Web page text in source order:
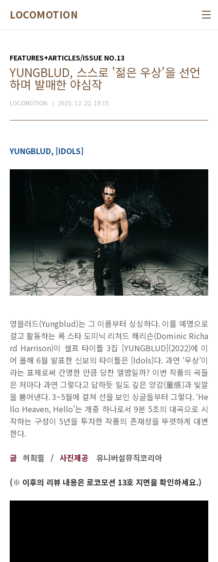
LOCOMOTION
FEATURES+ARTICLES/ISSUE NO.13
YUNGBLUD, 스스로 '젊은 우상'을 선언
하며 발매한 야심작
LOCOMOTION 2025. 12. 22. 19:15
YUNGBLUD, [IDOLS]
영블러드(Yungblud)는 그 이름부터 싱싱하다. 이를 예명으로
걸고 활동하는 록 스타 도미닉 리처드 해리슨(Dominic Richa
rd Harrison)이 셀프 타이틀 3집 [YUNGBLUD](2022)에 이
어 올해 6월 발표한 신보의 타이틀은 [Idols]다. 과연 ‘우상’이
라는 표제로써 간명한 만큼 당찬 앨범일까? 이번 작품의 곡들
은 저마다 과연 그렇다고 답하듯 밀도 깊은 양감(量感)과 빛깔
을 뿜어낸다. 3~5월에 걸쳐 선을 보인 싱글들부터 그렇다. ‘He
llo Heaven, Hello’는 개중 하나로서 9분 5초의 대곡으로 시
작하는 구성이 5년을 투자한 작품의 존재성을 뚜렷하게 대변
한다.
글 허희필 / 사진제공 유니버설뮤직코리아
(※ 이후의 리뷰 내용은 로코모션 13호 지면을 확인하세요.)